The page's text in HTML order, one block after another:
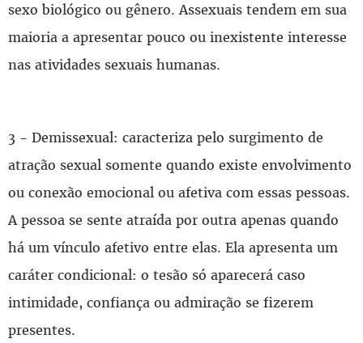
sexo biológico ou gênero. Assexuais tendem em sua
maioria a apresentar pouco ou inexistente interesse
nas atividades sexuais humanas.
3 - Demissexual: caracteriza pelo surgimento de
atração sexual somente quando existe envolvimento
ou conexão emocional ou afetiva com essas pessoas.
A pessoa se sente atraída por outra apenas quando
há um vínculo afetivo entre elas. Ela apresenta um
caráter condicional: o tesão só aparecerá caso
intimidade, confiança ou admiração se fizerem
presentes.